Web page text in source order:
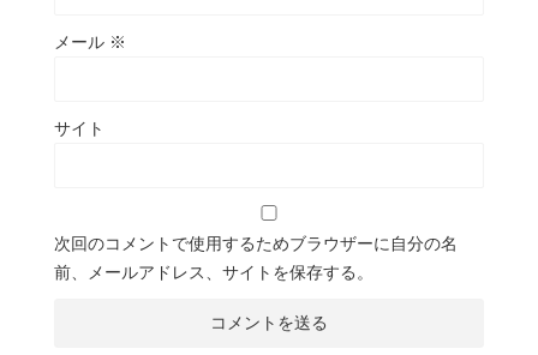
メール ※
サイト
次回のコメントで使用するためブラウザーに自分の名
前、メールアドレス、サイトを保存する。